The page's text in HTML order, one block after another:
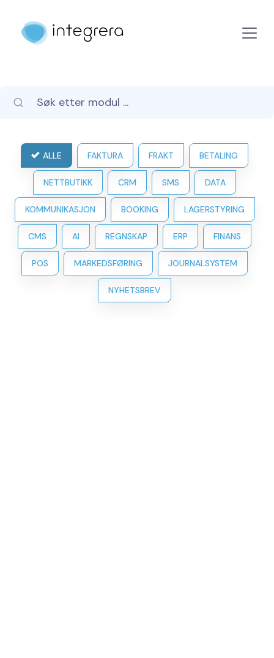
ALLE FAKTURA FRAKT BETALING
NETTBUTIKK CRM SMS DATA
KOMMUNIKASJON BOOKING LAGERSTYRING
CMS AI REGNSKAP ERP FINANS
POS MARKEDSFØRING JOURNALSYSTEM
NYHETSBREV